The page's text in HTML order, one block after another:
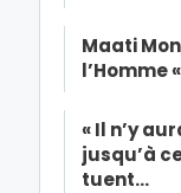
Maati
l’Homme
« Il n’y
jusqu’à
tuent…